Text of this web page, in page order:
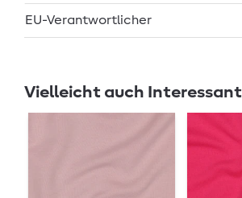
EU-Verantwortlicher
Vielleicht auch Interessant